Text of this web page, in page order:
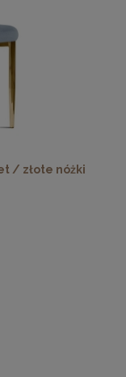
/ złote nóżki